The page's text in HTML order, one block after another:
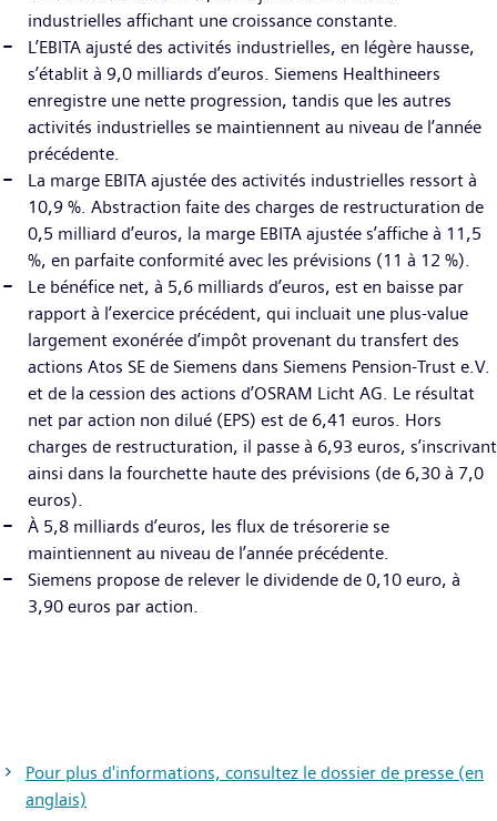
industrielles affichant une croissance constante.
L’EBITA ajusté des activités industrielles, en légère hausse,
s’établit à 9,0 milliards d’euros. Siemens Healthineers
enregistre une nette progression, tandis que les autres
activités industrielles se maintiennent au niveau de l’année
précédente.
La marge EBITA ajustée des activités industrielles ressort à
10,9 %. Abstraction faite des charges de restructuration de
0,5 milliard d’euros, la marge EBITA ajustée s’affiche à 11,5
%, en parfaite conformité avec les prévisions (11 à 12 %).
Le bénéfice net, à 5,6 milliards d’euros, est en baisse par
rapport à l’exercice précédent, qui incluait une plus-value
largement exonérée d’impôt provenant du transfert des
actions Atos SE de Siemens dans Siemens Pension-Trust e.V.
et de la cession des actions d’OSRAM Licht AG. Le résultat
net par action non dilué (EPS) est de 6,41 euros. Hors
charges de restructuration, il passe à 6,93 euros, s’inscrivant
ainsi dans la fourchette haute des prévisions (de 6,30 à 7,0
euros).
À 5,8 milliards d’euros, les flux de trésorerie se
maintiennent au niveau de l’année précédente.
Siemens propose de relever le dividende de 0,10 euro, à
3,90 euros par action.
Pour plus d'informations, consultez le dossier de presse (en
anglais)